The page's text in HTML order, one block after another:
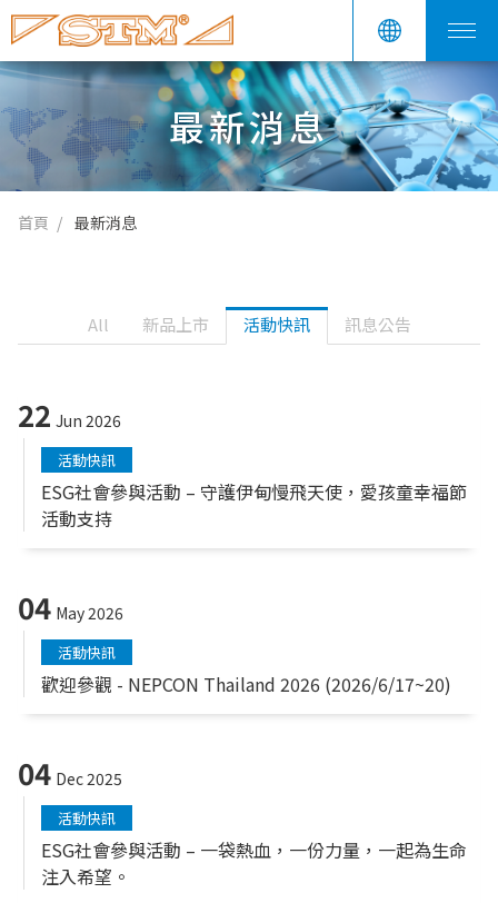
最新消息
首頁 最新消息
All 新品上市 活動快訊 訊息公告
22 Jun 2026
活動快訊
ESG社會參與活動 – 守護伊甸慢飛天使，愛孩童幸福節
活動支持
04 May 2026
活動快訊
歡迎參觀 - NEPCON Thailand 2026 (2026/6/17~20)
04 Dec 2025
活動快訊
ESG社會參與活動 – 一袋熱血，一份力量，一起為生命
注入希望。